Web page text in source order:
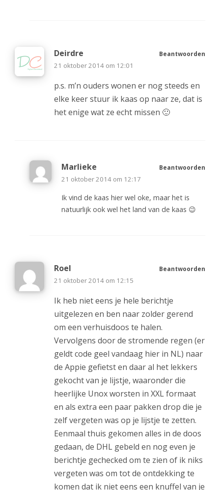
Deirdre
21 oktober 2014 om 12:01
p.s. m’n ouders wonen er nog steeds en
elke keer stuur ik kaas op naar ze, dat is
het enige wat ze echt missen 🙂
Beantwoorden
Marlieke
21 oktober 2014 om 12:17
Ik vind de kaas hier wel oke, maar het is
natuurlijk ook wel het land van de kaas 😉
Beantwoorden
Roel
21 oktober 2014 om 12:15
Ik heb niet eens je hele berichtje
uitgelezen en ben naar zolder gerend
om een verhuisdoos te halen.
Vervolgens door de stromende regen (er
geldt code geel vandaag hier in NL) naar
de Appie gefietst en daar al het lekkers
gekocht van je lijstje, waaronder die
heerlijke Unox worsten in XXL formaat
en als extra een paar pakken drop die je
zelf vergeten was op je lijstje te zetten.
Eenmaal thuis gekomen alles in de doos
gedaan, de DHL gebeld en nog even je
berichtje gechecked om te zien of ik niks
vergeten was om tot de ontdekking te
komen dat ik niet eens een knuffel van je
Beantwoorden